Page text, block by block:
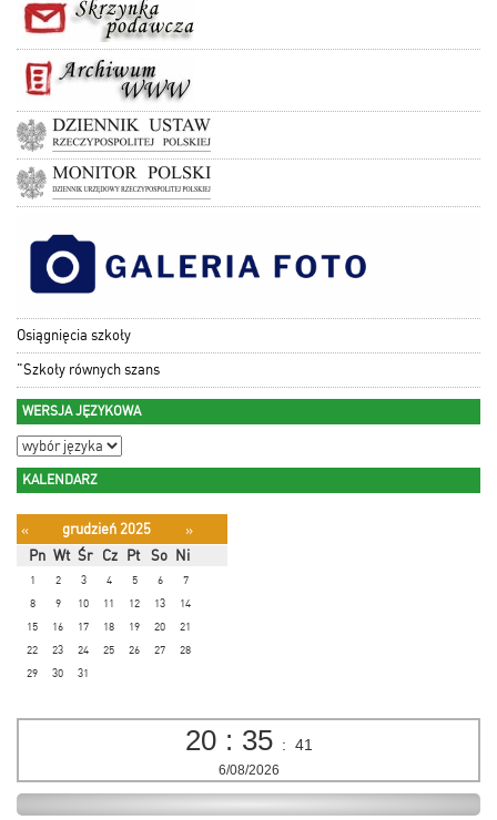
Osiągnięcia szkoły
"Szkoły równych szans
WERSJA JĘZYKOWA
KALENDARZ
« grudzień 2025
»
Pn Wt Śr Cz Pt So Ni
1 2 3 4 5 6
7
8
9 10 11 12 13
14
15
16 17 18 19 20
21
22
23 24 25 26 27
28
29
30 31
20 : 35 : 41
6/08/2026